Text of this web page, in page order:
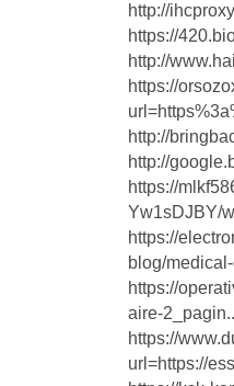
http://
https://
http://
https://
http://
http://
https://
Yw1sDJBY/
https://
blog/
https://
aire-
https://
url=https://